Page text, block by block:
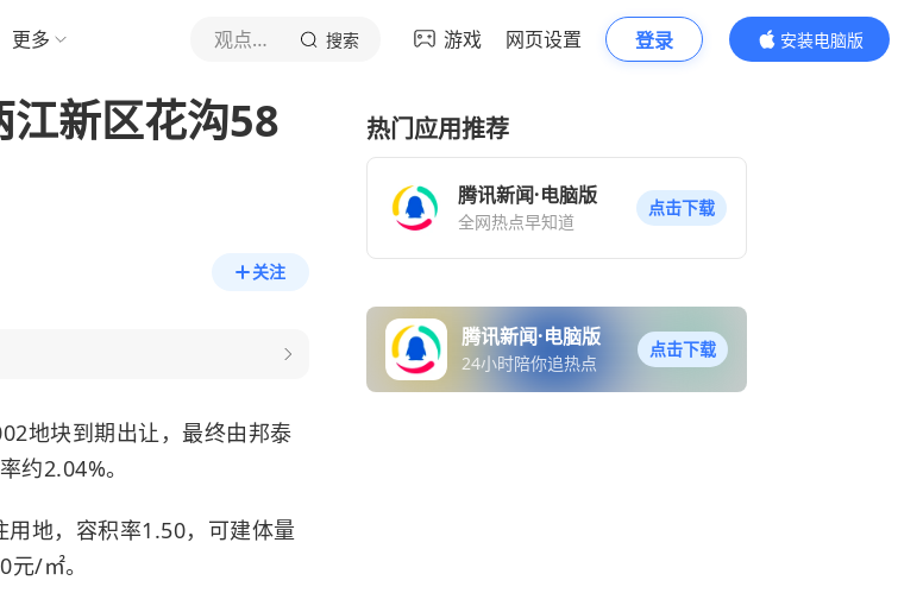
更多 观点新媒体 搜索 游戏 网页设置 登录
安装电脑版
内容更精彩
新区花沟58
关注
地块到期出让，最终由邦泰
约2.04%。
地，容积率1.50，可建体量
/㎡。
热门应用推荐
腾讯新闻·电脑版
全网热点早知道
点击下载
腾讯新闻·电脑版
24小时陪你追热点
点击下载